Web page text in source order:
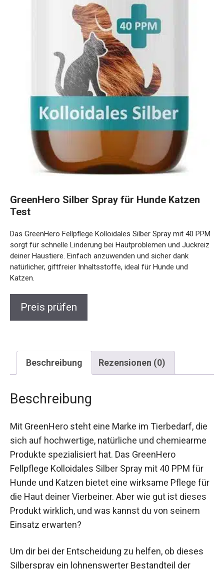
GreenHero Silber Spray für Hunde Katzen
Test
Das GreenHero Fellpflege Kolloidales Silber Spray mit 40 PPM
sorgt für schnelle Linderung bei Hautproblemen und Juckreiz
deiner Haustiere. Einfach anzuwenden und sicher dank
natürlicher, giftfreier Inhaltsstoffe, ideal für Hunde und
Katzen.
Preis prüfen
Beschreibung Rezensionen (0)
Beschreibung
Mit GreenHero steht eine Marke im Tierbedarf, die
sich auf hochwertige, natürliche und chemiearme
Produkte spezialisiert hat. Das GreenHero
Fellpflege Kolloidales Silber Spray mit 40 PPM für
Hunde und Katzen bietet eine wirksame Pflege für
die Haut deiner Vierbeiner. Aber wie gut ist dieses
Produkt wirklich, und was kannst du von seinem
Einsatz erwarten?
Um dir bei der Entscheidung zu helfen, ob dieses
Silberspray ein lohnenswerter Bestandteil der